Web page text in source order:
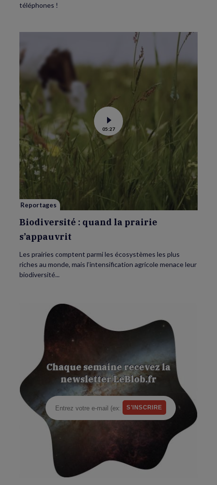
téléphones !
Voir
la
vidéo
de
Biodiversité
la
s’appauvrit
05:27
Reportages
Biodiversité : quand la prairie
s’appauvrit
Les prairies comptent parmi les écosystèmes les plus
riches au monde, mais l’intensification agricole menace leur
biodiversité...
Chaque semaine recevez la
newsletter LeBlob.fr